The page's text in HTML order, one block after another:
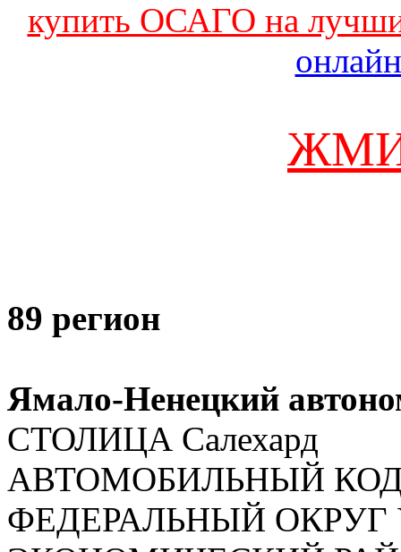
купить ОСАГО на
89 регион
Ямало-Ненецкий
СТОЛИЦА Салехард
АВТОМОБИЛЬНЫЙ
ФЕДЕРАЛЬНЫЙ ОКРУГ